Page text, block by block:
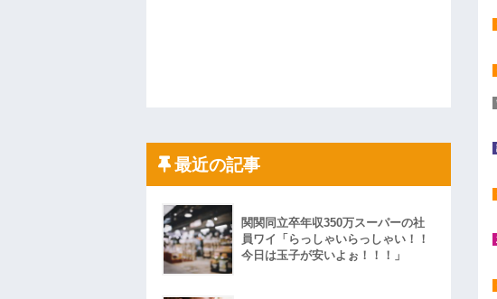
最近の記事
関関同立卒年収350万スーパーの社
員ワイ「らっしゃいらっしゃい！！
今日は玉子が安いよぉ！！！」